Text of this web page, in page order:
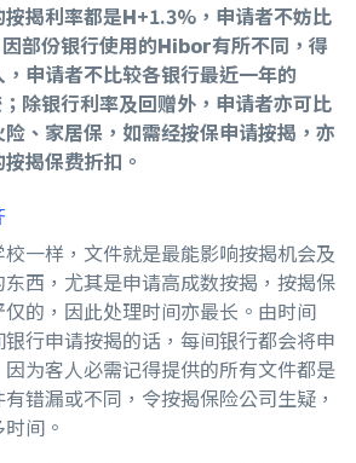
揭利率都是H+1.3%，申请者不妨比
部份银行使用的Hibor有所不同，得
申请者不比较各银行最近一年的
除银行利率及回赠外，申请者亦可比
、家居保，如需经按保申请按揭，亦
揭保费折扣。
一样，文件就是最能影响按揭机会及
西，尤其是申请高成数按揭，按揭保
的，因此处理时间亦最长。由时间
行申请按揭的话，每间银行都会将申
为客人必需记得提供的所有文件都是
错漏或不同，令按揭保险公司生疑，
间。